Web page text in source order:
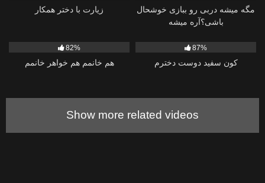
زیارت با دختر همکار
مگه میشه دربی رو ببازی خوشحال
باشی؟آره میشه
82%
هم خانمم هم خواهر خانمم
87%
کون سفید دوست دخترم
Show more related videos